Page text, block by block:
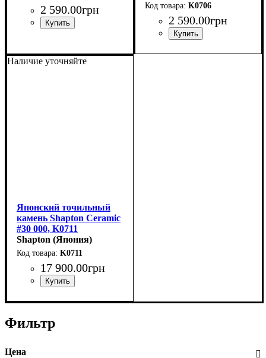
2 590.00грн K0706
2 590.00грн
Наличие уточняйте
Японский точильный
камень Shapton Ceramic
#30 000, K0711
(210x70x15мм)
Shapton (Япония)
K0711
17 900.00грн
Фильтр
Цена